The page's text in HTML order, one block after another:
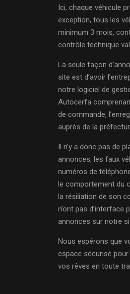
Ici, chaque véhicule
exception, tous les
minimum 3 mois,
contrôle technique
La seule façon
site est d’avoir
notre logiciel de
Autocerfa
de commande,
auprès de la
Il n’y a donc pas de
annonces, les faux
numéros de
le comportement du
la résiliation de son
n’ont pas d’interface
annonces sur notre
Nous espérons que
espace sécurisé
vos rêves en toute